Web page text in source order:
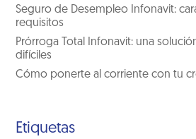
Seguro de Desempleo Infonavit:
requisitos
Prórroga Total Infonavit: una
difíciles
Cómo ponerte al corriente con tu
Etiquetas